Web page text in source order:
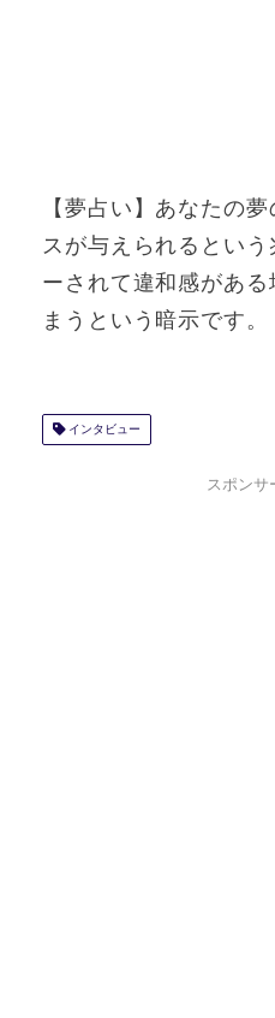
【夢占い】あなたの
スが与えられるとい
ーされて違和感があ
まうという暗示です。
インタビュー
スポンサ